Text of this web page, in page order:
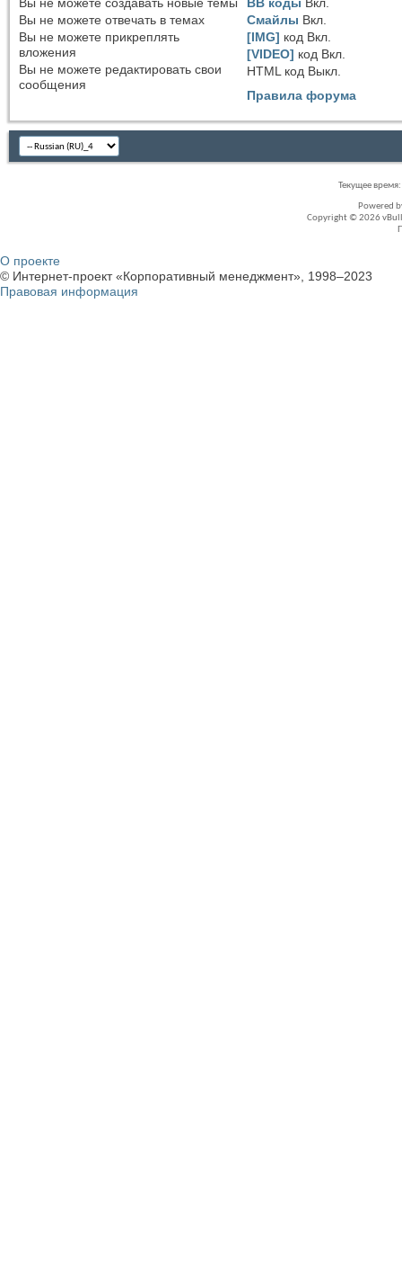
Вы не можете создавать новые темы
Вы не можете отвечать в темах
Вы не можете прикреплять
вложения
Вы не можете редактировать свои
сообщения
BB коды Вкл.
Смайлы Вкл.
[IMG] код Вкл.
[VIDEO] код Вкл.
HTML код Выкл.
Правила форума
Текущее время:
Powered
Copyright © 2026
О проекте
© Интернет-проект «Корпоративный менеджмент», 1998–2023
Правовая информация